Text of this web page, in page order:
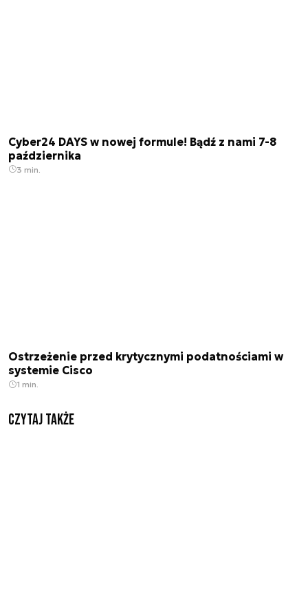
Cyber24 DAYS w nowej formule! Bądź z nami 7-8
października
3 min.
Ostrzeżenie przed krytycznymi podatnościami w
systemie Cisco
1 min.
Czytaj także